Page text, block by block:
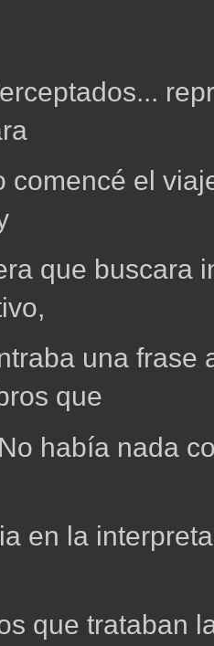
comencé el
que buscara
una frase
que
había nada
en la
que trataban